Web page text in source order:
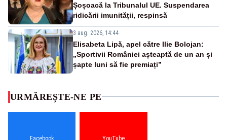
Șoșoacă la Tribunalul UE. Suspendarea
ridicării imunității, respinsă
3 aug. 2026, 14:44
Elisabeta Lipă, apel către Ilie Bolojan:
„Sportivii României așteaptă de un an și
șapte luni să fie premiați”
URMĂREȘTE-NE PE
Facebook YouTube